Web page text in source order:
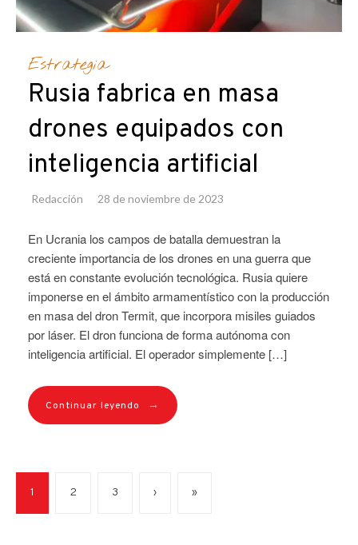
Estrategia
Rusia fabrica en masa
drones equipados con
inteligencia artificial
Redacción 28 de noviembre de 2023
En Ucrania los campos de batalla demuestran la
creciente importancia de los drones en una guerra que
está en constante evolución tecnológica. Rusia quiere
imponerse en el ámbito armamentístico con la producción
en masa del dron Termit, que incorpora misiles guiados
por láser. El dron funciona de forma autónoma con
inteligencia artificial. El operador simplemente […]
Continuar leyendo →
1 2 3 › »